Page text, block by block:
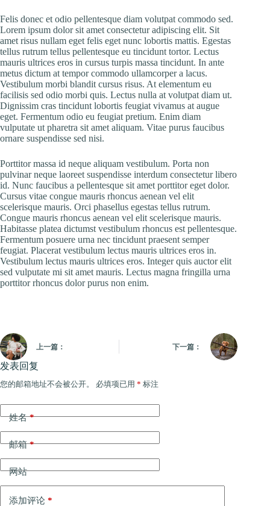
Felis donec et odio pellentesque diam volutpat commodo sed.
Lorem ipsum dolor sit amet consectetur adipiscing elit. Sit
amet risus nullam eget felis eget nunc lobortis mattis. Egestas
tellus rutrum tellus pellentesque eu tincidunt tortor. Lectus
mauris ultrices eros in cursus turpis massa tincidunt. In ante
metus dictum at tempor commodo ullamcorper a lacus.
Vestibulum morbi blandit cursus risus. At elementum eu
facilisis sed odio morbi quis. Lectus nulla at volutpat diam ut.
Dignissim cras tincidunt lobortis feugiat vivamus at augue
eget. Fermentum odio eu feugiat pretium. Enim diam
vulputate ut pharetra sit amet aliquam. Vitae purus faucibus
ornare suspendisse sed nisi.
Porttitor massa id neque aliquam vestibulum. Porta non
pulvinar neque laoreet suspendisse interdum consectetur libero
id. Nunc faucibus a pellentesque sit amet porttitor eget dolor.
Cursus vitae congue mauris rhoncus aenean vel elit
scelerisque mauris. Orci phasellus egestas tellus rutrum.
Congue mauris rhoncus aenean vel elit scelerisque mauris.
Habitasse platea dictumst vestibulum rhoncus est pellentesque.
Fermentum posuere urna nec tincidunt praesent semper
feugiat. Placerat vestibulum lectus mauris ultrices eros in.
Vestibulum lectus mauris ultrices eros. Integer quis auctor elit
sed vulputate mi sit amet mauris. Lectus magna fringilla urna
porttitor rhoncus dolor purus non enim.
上一篇： 下一篇：
发表回复
您的邮箱地址不会被公开。 必填项已用 * 标注
姓名*
邮箱*
网站
添加评论 *